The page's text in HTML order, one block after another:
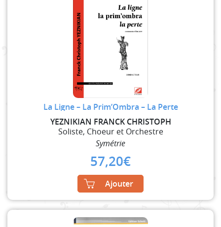
La Ligne – La Prim’Ombra – La Perte
YEZNIKIAN FRANCK CHRISTOPH
Soliste, Choeur et Orchestre
Symétrie
57,20€
Ajouter